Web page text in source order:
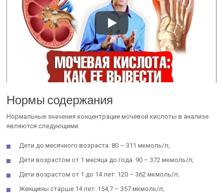
Нормы содержания
Нормальные значения концентрации мочевой кислоты в анализе
являются следующими:
Дети до месячного возраста: 80 – 311 мкмоль/л;
Дети возрастом от 1 месяца до года: 90 – 372 мкмоль/л;
Дети возрастом от 1 до 14 лет: 120 – 362 мкмоль/л;
Женщины старше 14 лет: 154,7 – 357 мкмоль/л;